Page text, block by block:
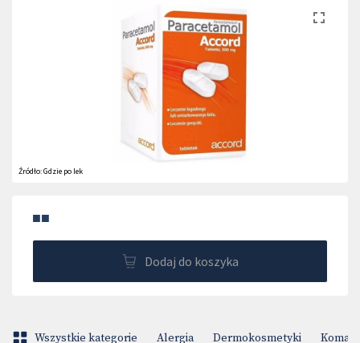
Źródło:Gdzie po lek
■■
Dodaj do koszyka
Wszystkie kategorie Alergia Dermokosmetyki